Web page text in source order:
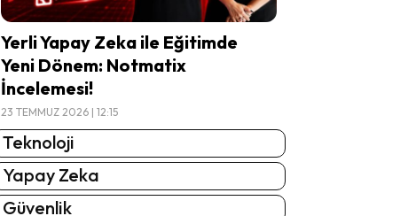
Yerli Yapay Zeka ile Eğitimde
Yeni Dönem: Notmatix
İncelemesi!
23 TEMMUZ 2026 | 12:15
Teknoloji
Yapay Zeka
Güvenlik